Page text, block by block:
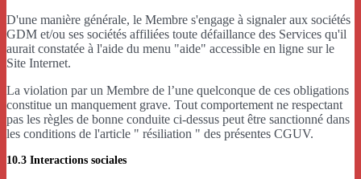
D'une manière générale, le Membre s'engage à signaler aux sociétés
GDM et/ou ses sociétés affiliées toute défaillance des Services qu'il
aurait constatée à l'aide du menu "aide" accessible en ligne sur le
Site Internet.
La violation par un Membre de l’une quelconque de ces obligations
constitue un manquement grave. Tout comportement ne respectant
pas les règles de bonne conduite ci-dessus peut être sanctionné dans
les conditions de l'article " résiliation " des présentes CGUV.
10.3 Interactions sociales